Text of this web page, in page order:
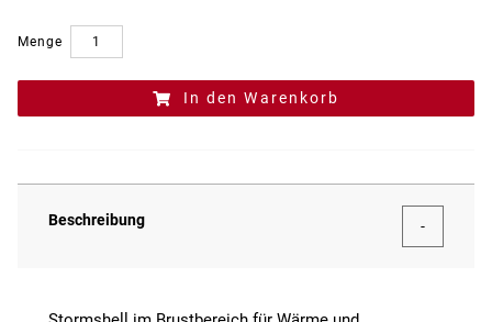
Menge
In den Warenkorb
Beschreibung